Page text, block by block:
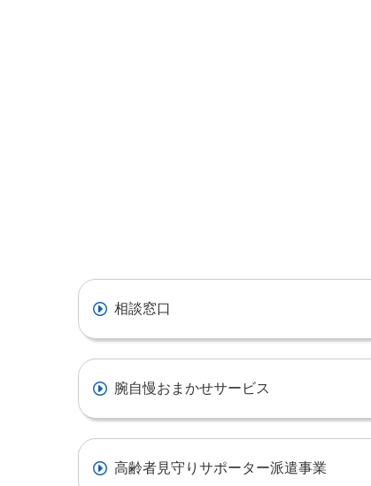
相談窓口
腕自慢おまかせサービス
高齢者見守りサポーター派遣事業